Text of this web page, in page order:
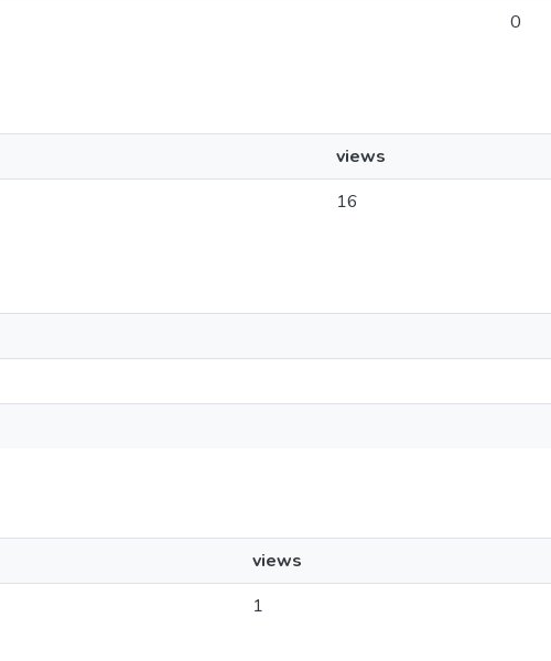
0
views
16
views
1